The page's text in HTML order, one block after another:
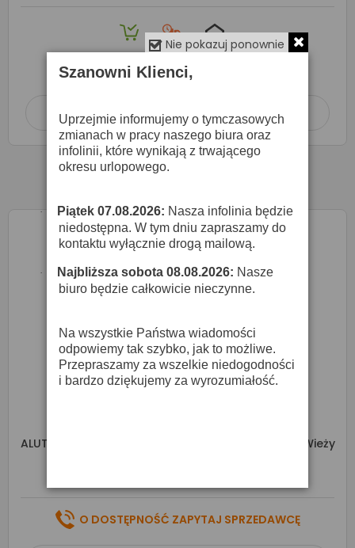
Produkt dostępny na zamówienie
w terminie7 dni roboczych
 Dodaj do koszyka
ALUTRUSS Tower Base BA-1 - Podstawa Systemu Wieży
O DOSTĘPNOŚĆ ZAPYTAJ SPRZEDAWCĘ
Nie pokazuj ponownie
Szanowni Klienci,
Uprzejmie informujemy o tymczasowych
zmianach w pracy naszego biura oraz
infolinii, które wynikają z trwającego
okresu urlopowego.
· Piątek 07.08.2026: Nasza infolinia będzie
niedostępna. W tym dniu zapraszamy do
kontaktu wyłącznie drogą mailową.
· Najbliższa sobota 08.08.2026: Nasze
biuro będzie całkowicie nieczynne.
Na wszystkie Państwa wiadomości
odpowiemy tak szybko, jak to możliwe.
Przepraszamy za wszelkie niedogodności
i bardzo dziękujemy za wyrozumiałość.